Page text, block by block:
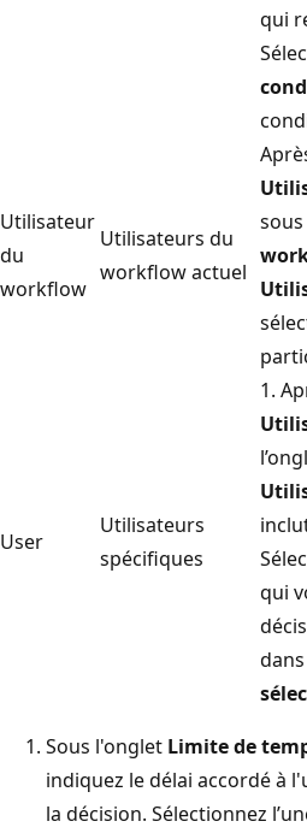
qui
Utilisateur
du
workflow
Utilisateurs du
workflow actuel
sous
User
Utilisateurs
spécifiques
1.
qui
Sous l'onglet Limite de
indiquez le délai accordé à
la décision. Sélectionnez